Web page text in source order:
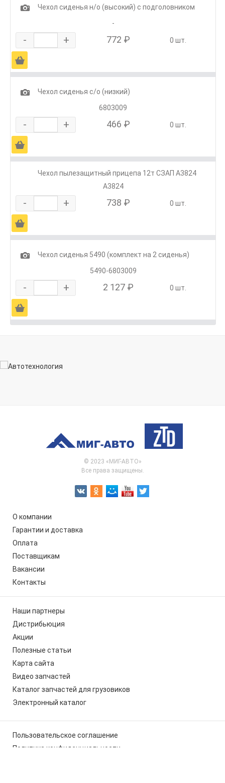
1
Чехол сиденья н/о (высокий) с подголовником
-
- + 772 ₽ 0 шт.
Ä
1
Чехол сиденья с/о (низкий)
6803009
- + 466 ₽ 0 шт.
Ä
Чехол пылезащитный прицепа 12т СЗАП А3824
А3824
- + 738 ₽ 0 шт.
Ä
1
Чехол сиденья 5490 (комплект на 2 сиденья)
5490-6803009
- + 2 127 ₽ 0 шт.
Ä
© 2023 «МИГ-АВТО»
Все права защищены.
О компании
Гарантии и доставка
Оплата
Поставщикам
Вакансии
Контакты
Наши партнеры
Дистрибьюция
Акции
Полезные статьи
Карта сайта
Видео запчастей
Каталог запчастей для грузовиков
Электронный каталог
Пользовательское соглашение
Политика конфиденциальности